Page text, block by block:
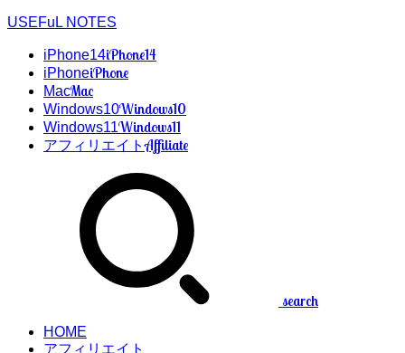
USEFuL NOTES
iPhone14iPhone14
iPhoneiPhone
MacMac
Windows10Windows10
Windows11Windows11
アフィリエイトAffiliate
search
HOME
アフィリエイト